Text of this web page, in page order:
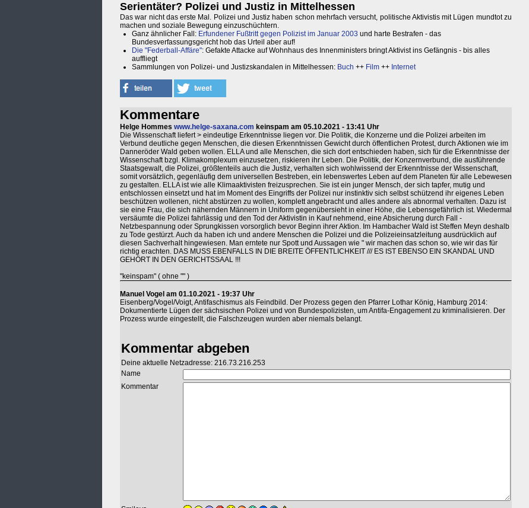
Serientäter? Polizei und Justiz in Mittelhessen
Das war nicht das erste Mal. Polizei und Justiz haben schon mehrfach versucht, politische Aktivistis mit Lügen mundtot zu
machen und soziale Bewegung einzuschüchtern.
Ganz ähnlicher Fall: Erfundener Fußtritt gegen Polizist im Januar 2003 und harte Bestrafen - das
Bundesverfassungsgericht hob das Urteil aber auf!
Die "Federball-Affäre": Gefakte Attacke auf Wohnhaus des Innenministers bringt Aktivist ins Gefängnis - bis alles
auffliegt
Sammlungen von Polizei- und Justizskandalen in Mittelhessen: Buch ++ Film ++ Internet
Kommentare
Helge Hommes www.helge-saxana.com keinspam am 05.10.2021 - 13:41 Uhr
Die Wissenschaft liefert > eindeutige Erkenntnisse liegen vor. Die Politik, die Konzerne und die Polizei arbeiten im
Verbund deutliche gegen Menschen, die diesen Erkenntnissen Gewicht durch öffentlichen Protest, durch Aktionen wie im
Danneröder Wald geben wollen. ELLA und alle Menschen, die sich dort entschieden haben, sich für die Erkenntnisse der
Wissenschaft bzgl. Klimakomplexum einzusetzen, riskieren ihr Leben. Die Politik, der Konzernverbund, die ausführende
Staatsgewalt, die Polizei, größtenteils auch die Justiz, verhalten sich wohlwissend der Erkenntnisse der Wissenschaft,
somit vorsätzlich, gegenläufig dem universellen Bestreben, ein lebenswertes Leben auf dem Planeten für alle Lebewesen
zu gestalten. ELLA ist wie alle Klimaaktivisten freizusprechen. Sie ist ein junger Mensch, der sich tapfer, mutig und
entschlossen einsetzt und hat im Moment des Eingriffs der Polizei nur instinktiv sich selbst schützend ihr eigenes Leben
beschützen wollenen, nicht abstürzen zu wollen, komplett angebracht und alles andere als abnormal verhalten. Dazu ist
sie eine Frau, die sich nähernden Männern in Uniform gegenübersieht in einer Höhe, die Lebensgefährlich ist. Wiedermal
versäumte die Polizei fahrlässig und den Tod der Aktivistin in Kauf nehmend, eine Absicherung durch Fall -
Netzbespannung oder Sprungkissen vorsorglich bevor Beginn ihrer Aktion. Im Hambacher Wald ist Steffen Meyn deshalb
zu Tode gestürzt. Auch da haben ich und andere Menschen die Polizei und die Polizeieinsatzleitung ausdrücklich auf
diesen Sachverhalt hingewiesen. Man erntete nur Spott und Aussagen wie " wir machen das schon so, wie wir das für
richtig erachten. DAS MUSS EBENFALLS IN DIE BREITE ÖFFENTLICHKEIT /// ES IST EBENSO EIN SKANDAL UND
GEHÖRT IN DEN GERICHTSSAAL !!!
"keinspam" ( ohne "" )
Manuel Vogel am 01.10.2021 - 19:37 Uhr
Eisenberg/Vogel/Voigt, Antifaschismus als Feindbild. Der Prozess gegen den Pfarrer Lothar König, Hamburg 2014:
Dokumentierte Lügen der sächsischen Polizei und von Bundespolizisten, um Antifa-Engagement zu kriminalisieren. Der
Prozess wurde eingestellt, die Falschzeugen wurden aber niemals belangt.
Kommentar abgeben
Deine aktuelle Netzadresse: 216.73.216.253
Name
Kommentar